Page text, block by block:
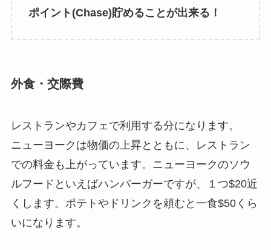
ポイント(Chase)貯めることが出来る！
外食・交際費
レストランやカフェで利用する分になります。
ニューヨークは物価の上昇とともに、レストラン
での料金も上がっています。ニューヨークのソウ
ルフードといえばハンバーガーですが、１つ$20近
くします。ポテトやドリンクを頼むと一食$50くら
いになります。